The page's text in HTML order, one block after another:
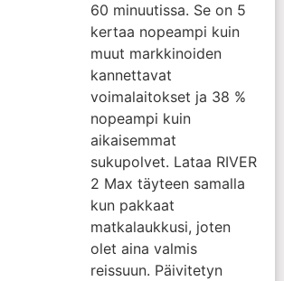
60 minuutissa. Se on 5
kertaa nopeampi kuin
muut markkinoiden
kannettavat
voimalaitokset ja 38 %
nopeampi kuin
aikaisemmat
sukupolvet. Lataa RIVER
2 Max täyteen samalla
kun pakkaat
matkalaukkusi, joten
olet aina valmis
reissuun. Päivitetyn